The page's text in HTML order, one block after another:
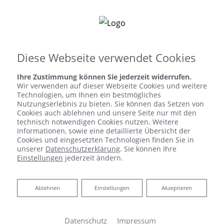
IHR BAD AUS EINER HAND​ VON
HEINZ MEYER GMBH HEIZUNG-
SANITÄR
Alles drin, alles gut
Schlüsselfertiges Bauen kennen Sie? Wir bieten
Ihnen genau das für die Badmodernisierung – Ihr
Diese Webseite verwendet Cookies
Ihre Zustimmung können Sie jederzeit widerrufen.
Wir verwenden auf dieser Webseite Cookies und weitere
Technologien, um Ihnen ein bestmögliches
Nutzungserlebnis zu bieten. Sie können das Setzen von
Cookies auch ablehnen und unsere Seite nur mit den
technisch notwendigen Cookies nutzen. Weitere
Informationen, sowie eine detaillierte Übersicht der
Cookies und eingesetzten Technologien finden Sie in
unserer Datenschutzerklärung. Sie können Ihre
Einstellungen jederzeit ändern.
Akzeptieren
Einstellungen
Ablehnen
Ablehnen
Datenschutz Impressum